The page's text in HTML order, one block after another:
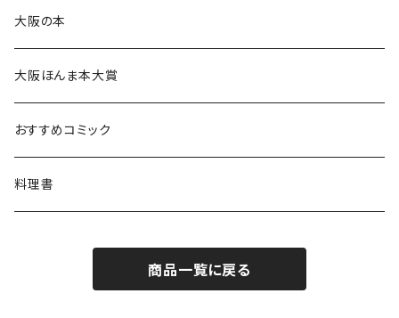
大阪の本
大阪ほんま本大賞
おすすめコミック
料理書
商品一覧に戻る